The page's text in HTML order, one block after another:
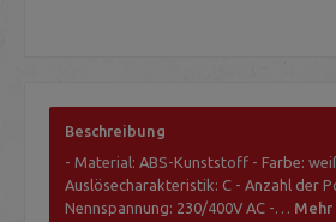
Beschreibung
- Material: ABS-Kunststoff - Farbe:
Auslösecharakteristik: C - Anzahl der
Nennspannung: 230/400V AC -… Mehr